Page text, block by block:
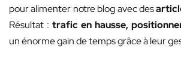
pour alimenter notre blog avec des
Résultat : trafic en hausse,
un énorme gain de temps grâce à leur